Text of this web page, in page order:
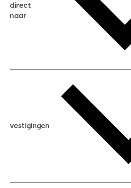
huis kopen
aankoopadvies
verkoopadvies
hypotheekadvies
direct
naar
hypotheek berekenen
maximale hypotheek berekenen
hypotheek bespaarcheck
gratis zoekprofiel aanmaken
open woningwaarde dag
vestigingen